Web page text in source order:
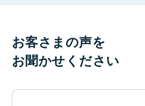
お客さまの声を
お聞かせください